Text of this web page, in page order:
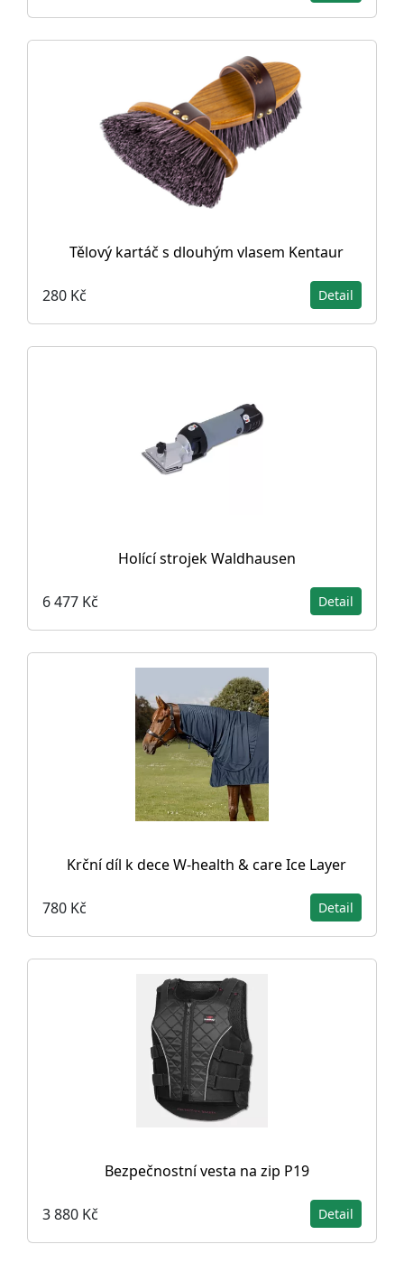
Tělový kartáč s dlouhým vlasem Kentaur
280 Kč Detail
Holící strojek Waldhausen
6 477 Kč Detail
Krční díl k dece W-health & care Ice Layer
780 Kč Detail
Bezpečnostní vesta na zip P19
3 880 Kč Detail